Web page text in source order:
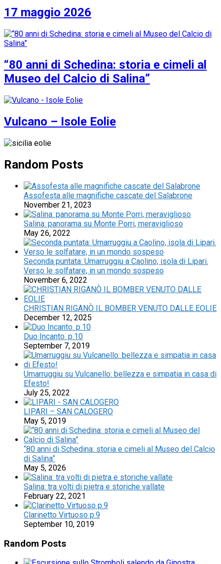
17 maggio 2026
“80 anni di Schedina: storia e cimeli al
Museo del Calcio di Salina”
Vulcano – Isole Eolie
Random Posts
Assofesta alle magnifiche cascate del Salabrone
November 21, 2023
Salina: panorama su Monte Porri, meraviglioso
May 26, 2022
Seconda puntata: Umarruggiu a Caolino, isola di Lipari.
Verso le solfatare, in un mondo sospeso
November 6, 2022
CHRISTIAN RIGANÒ IL BOMBER VENUTO DALLE EOLIE
December 12, 2025
Duo Incanto. p.10
September 7, 2019
Umarruggiu su Vulcanello: bellezza e simpatia in casa di
Efesto!
July 25, 2022
LIPARI – SAN CALOGERO
May 5, 2019
“80 anni di Schedina: storia e cimeli al Museo del Calcio
di Salina”
May 5, 2026
Salina: tra volti di pietra e storiche vallate
February 22, 2021
Clarinetto Virtuoso p.9
September 10, 2019
Random Posts